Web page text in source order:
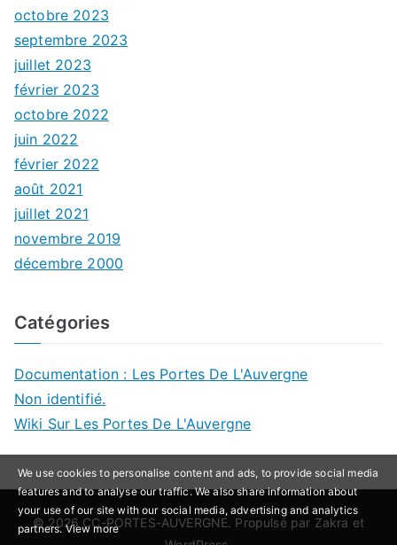
octobre 2023
septembre 2023
juillet 2023
février 2023
octobre 2022
juin 2022
février 2022
août 2021
juillet 2021
novembre 2019
décembre 2000
Catégories
Documentation : Les Portes De L'Auvergne
Non identifié.
Wiki Sur Les Portes De L'Auvergne
© 2026 CC-PORTES-AUVERGNE. Propulsé par Zakra et
We use cookies to personalise content and ads, to provide social media
features and to analyse our traffic. We also share information about
your use of our site with our social media, advertising and analytics
partners.View more